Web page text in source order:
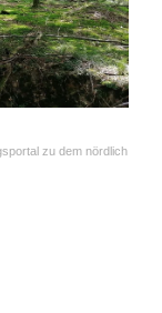
zu dem nördlich